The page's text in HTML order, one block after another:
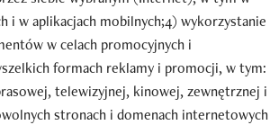
i w aplikacjach mobilnych;4) wykorzystanie
w celach promocyjnych i
formach reklamy i promocji, w tym:
telewizyjnej, kinowej, zewnętrznej i
stronach i domenach internetowych